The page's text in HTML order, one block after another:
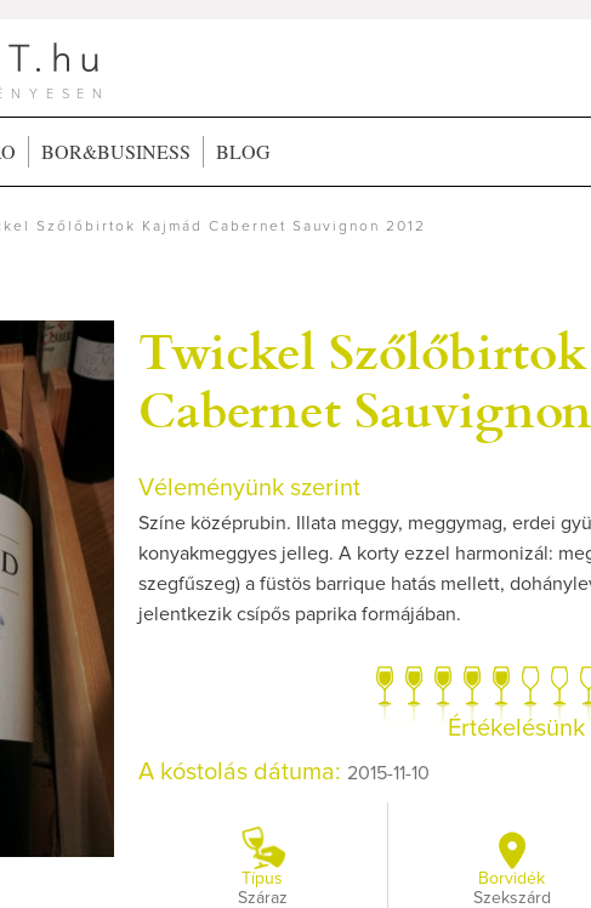
BOR&BUSINESS BLOG
Szőlőbirtok Kajmád Cabernet Sauvignon 2012
Twickel
Cabernet
Véleményünk szerint
Színe középrubin. Illata meggy, meggymag, erdei
konyakmeggyes jelleg. A korty ezzel harmonizál:
szegfűszeg) a füstös barrique hatás mellett,
jelentkezik csípős paprika formájában.
Értékelésünk
A kóstolás dátuma: 2015-11-10
Típus
Száraz
Borvidék
Szekszárd